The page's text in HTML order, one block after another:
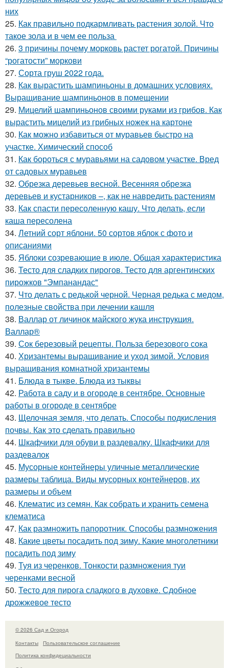
них
25. Как правильно подкармливать растения золой. Что
такое зола и в чем ее польза
26. 3 причины почему морковь растет рогатой. Причины
“рогатости” моркови
27. Сорта груш 2022 года.
28. Как вырастить шампиньоны в домашних условиях.
Выращивание шампиньонов в помещении
29. Мицелий шампиньонов своими руками из грибов. Как
вырастить мицелий из грибных ножек на картоне
30. Как можно избавиться от муравьев быстро на
участке. Химический способ
31. Как бороться с муравьями на садовом участке. Вред
от садовых муравьев
32. Обрезка деревьев весной. Весенняя обрезка
деревьев и кустарников –, как не навредить растениям
33. Как спасти пересоленную кашу. Что делать, если
каша пересолена
34. Летний сорт яблони. 50 сортов яблок с фото и
описаниями
35. Яблоки созревающие в июле. Общая характеристика
36. Тесто для сладких пирогов. Тесто для аргентинских
пирожков "Эмпанандас"
37. Что делать с редькой черной. Черная редька с медом,
полезные свойства при лечении кашля
38. Валлар от личинок майского жука инструкция.
Валлар®
39. Сок березовый рецепты. Польза березового сока
40. Хризантемы выращивание и уход зимой. Условия
выращивания комнатной хризантемы
41. Блюда в тыкве. Блюда из тыквы
42. Работа в саду и в огороде в сентябре. Основные
работы в огороде в сентябре
43. Щелочная земля, что делать. Способы подкисления
почвы. Как это сделать правильно
44. Шкафчики для обуви в раздевалку. Шкафчики для
раздевалок
45. Мусорные контейнеры уличные металлические
размеры таблица. Виды мусорных контейнеров, их
размеры и объем
46. Клематис из семян. Как собрать и хранить семена
клематиса
47. Как размножить папоротник. Способы размножения
48. Какие цветы посадить под зиму. Какие многолетники
посадить под зиму
49. Туя из черенков. Тонкости размножения туи
черенками весной
50. Тесто для пирога сладкого в духовке. Сдобное
дрожжевое тесто
© 2026 Сад и Огород
Контакты
Пользовательское соглашение
Политика конфидециальности